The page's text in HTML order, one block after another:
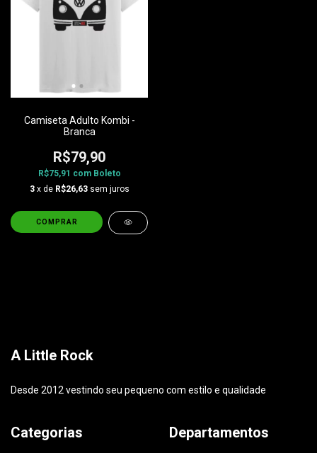
Camiseta Adulto Kombi -
Branca
R$79,90
R$75,91 com Boleto
3 x de R$26,63 sem juros
COMPRAR
A Little Rock
Desde 2012 vestindo seu pequeno com estilo e qualidade
Categorias Departamentos